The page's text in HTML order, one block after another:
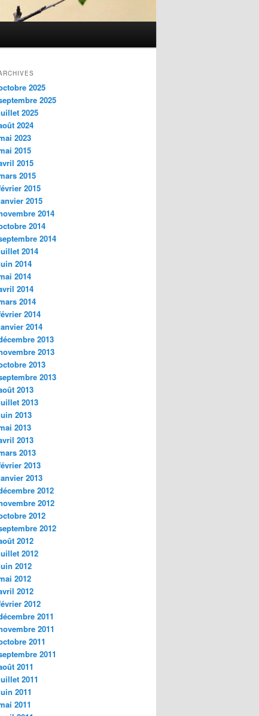
2025
2025
2025
2024
2023
2015
2015
2015
2015
2015
2014
2014
2014
2014
2014
2014
2014
2014
2014
2014
2013
2013
2013
2013
2013
2013
2013
2013
2013
2013
2013
2013
2012
2012
2012
2012
2012
2012
2012
2012
2012
2012
2011
2011
2011
2011
2011
2011
2011
2011